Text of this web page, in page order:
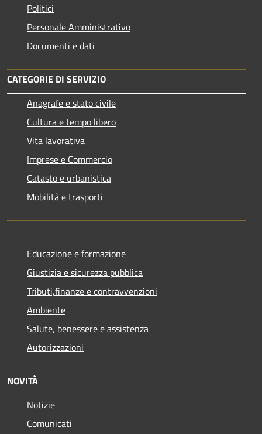
Politici
Personale Amministrativo
Documenti e dati
CATEGORIE DI SERVIZIO
Anagrafe e stato civile
Cultura e tempo libero
Vita lavorativa
Imprese e Commercio
Catasto e urbanistica
Mobilità e trasporti
Educazione e formazione
Giustizia e sicurezza pubblica
Tributi,finanze e contravvenzioni
Ambiente
Salute, benessere e assistenza
Autorizzazioni
NOVITÀ
Notizie
Comunicati